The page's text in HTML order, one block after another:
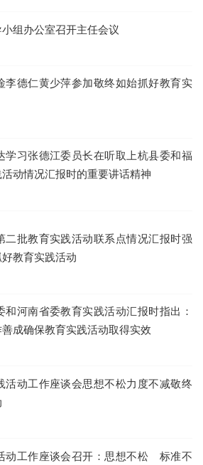
组办公室召开主任会议
李德仁黄少萍参加敬终如始抓好教育实
学习张德江委员长在听取上杭县委和福
动情况汇报时的重要讲话精神
二批教育实践活动联系点情况汇报时强
教育实践活动
和河南省委教育实践活动汇报时指出：
成确保教育实践活动取得实效
活动工作座谈会思想不松力度不减敬终
动工作座谈会召开：思想不松 标准不